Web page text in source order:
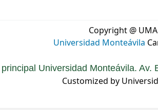
Copyright @
Universidad Monteávila
Universidad Monteávila. Av.
Customized by